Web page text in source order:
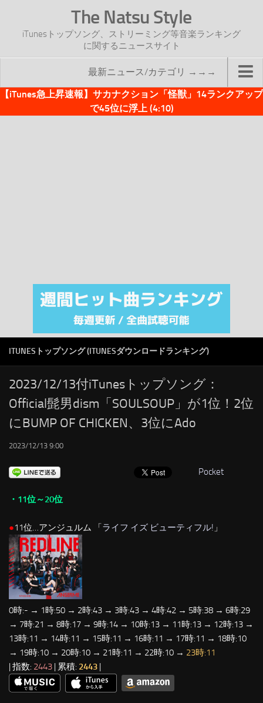
The Natsu Style
iTunesトップソング、ストリーミング等音楽ランキング
に関するニュースサイト
最新ニュース/カテゴリ →→→
TOP
注目カテゴリ
オリジナルiTunes週間トップソング
RSS
LINKS
【iTunes急上昇速報】サカナクション「怪獣」14ランクアップ
で45位に浮上 (4:10)
ITUNESトップソング (ITUNESダウンロードランキング)
2023/12/13付iTunesトップソング：
Official髭男dism「SOULSOUP」が1位！2位
にBUMP OF CHICKEN、3位にAdo
2023/12/13 9:00
Pocket
・11位～20位
●11位…アンジュルム 「ライフ イズ ビューティフル! 」
0時:- → 1時:50 → 2時:43 → 3時:43 → 4時:42 → 5時:38 → 6時:29
→ 7時:21 → 8時:17 → 9時:14 → 10時:13 → 11時:13 → 12時:13 →
13時:11 → 14時:11 → 15時:11 → 16時:11 → 17時:11 → 18時:10
→ 19時:10 → 20時:10 → 21時:11 → 22時:10 → 23時:11
| 指数: 2443 | 累積: 2443 |